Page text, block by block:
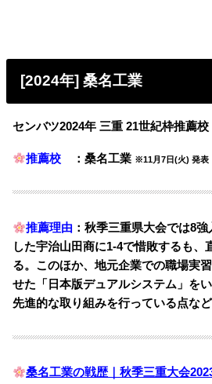
[2024年] 桑名工業
センバツ2024年 三重 21世紀枠推薦校
推薦校 ：桑名工業 ※11月7日(火) 発表
推薦理由 ：秋季三重県大会では8
した宇治山田商に1-4で惜敗するも、
る。このほか、地元企業での職場実
せた「日本版デュアルシステム」を
先進的な取り組みを行っている点など
桑名工業の戦歴｜秋季三重大会